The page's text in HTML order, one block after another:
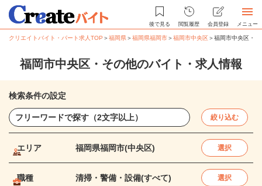
後で見る 閲覧履歴 会員登録 メニュー
クリエイトバイト・パート求人TOP ＞福岡県＞福岡県福岡市＞福岡市中央区＞福岡市中央区・
福岡市中央区・その他のバイト・求人情報
検索条件の設定
絞り込む
エリア 福岡県福岡市(中央区) 選択
職種 清掃・警備・設備(すべて) 選択